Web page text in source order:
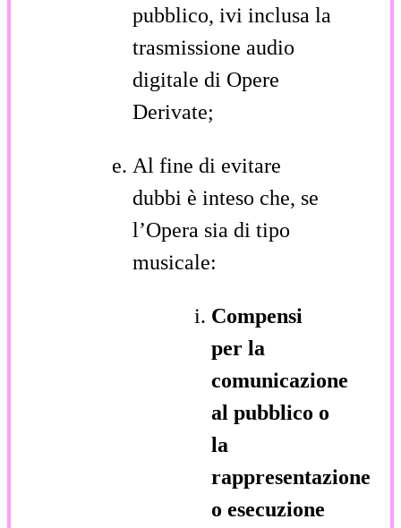
pubblico, ivi inclusa la
trasmissione audio
digitale di Opere
Derivate;
Al fine di evitare
dubbi è inteso che, se
l’Opera sia di tipo
musicale:
Compensi
per la
comunicazione
al pubblico o
la
rappresentazione
o esecuzione